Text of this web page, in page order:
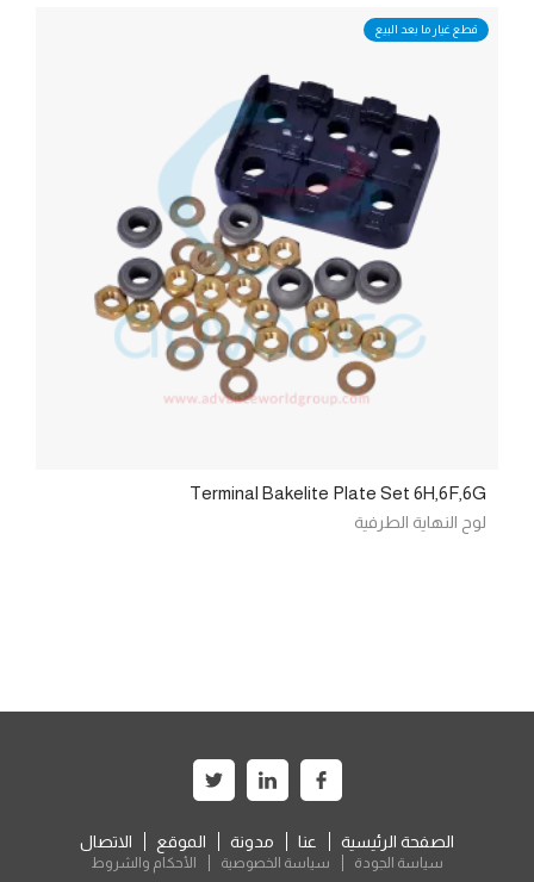
قطع غيار ما بعد البيع
Terminal Bakelite Plate Set 6H,6F,6G
لوح النهاية الطرفية
الصفحة الرئيسية عنا مدونة الموقع الاتصال
سياسة الجودة سياسة الخصوصية الأحكام والشروط